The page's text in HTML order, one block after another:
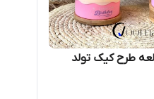
مطالعه طرح کیک تولد